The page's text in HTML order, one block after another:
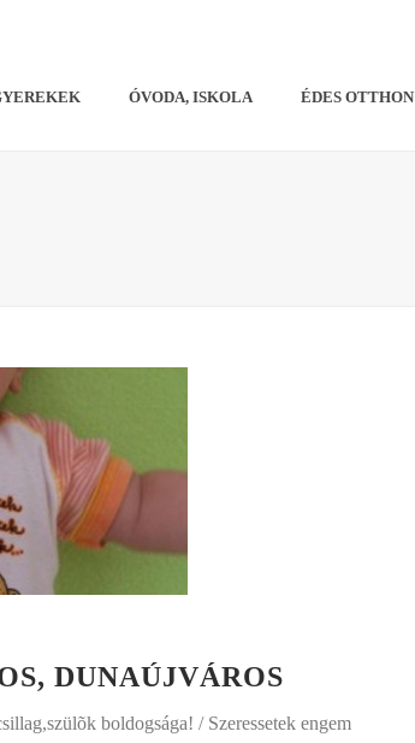
ÓVODA, ISKOLA ÉDES OTTHON
DUNAÚJVÁROS
boldogsága! / Szeressetek engem